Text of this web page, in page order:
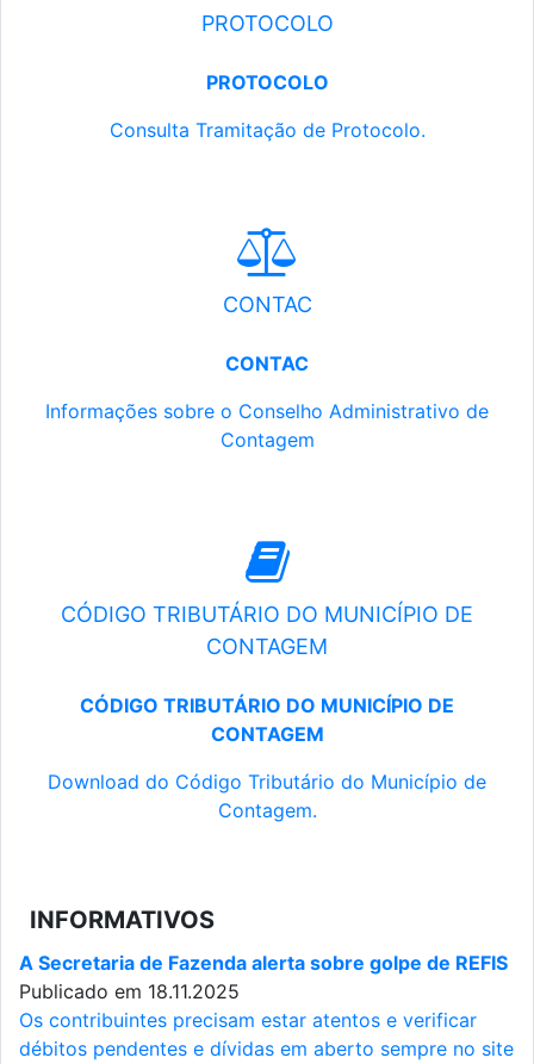
PROTOCOLO
PROTOCOLO
Consulta Tramitação de Protocolo.
CONTAC
CONTAC
Informações sobre o Conselho Administrativo de
Contagem
CÓDIGO TRIBUTÁRIO DO MUNICÍPIO DE
CONTAGEM
CÓDIGO TRIBUTÁRIO DO MUNICÍPIO DE
CONTAGEM
Download do Código Tributário do Município de
Contagem.
INFORMATIVOS
A Secretaria de Fazenda alerta sobre golpe de REFIS
Publicado em 18.11.2025
Os contribuintes precisam estar atentos e verificar
débitos pendentes e dívidas em aberto sempre no site